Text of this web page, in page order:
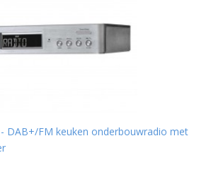
DAB+/FM keuken onderbouwradio met